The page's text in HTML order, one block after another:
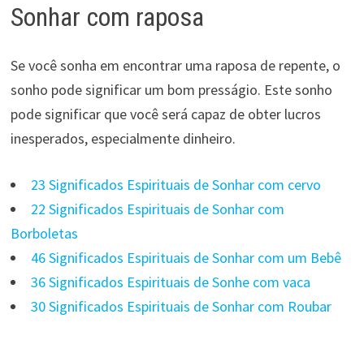
Sonhar com raposa
Se você sonha em encontrar uma raposa de repente, o
sonho pode significar um bom presságio. Este sonho
pode significar que você será capaz de obter lucros
inesperados, especialmente dinheiro.
23 Significados Espirituais de Sonhar com cervo
22 Significados Espirituais de Sonhar com
Borboletas
46 Significados Espirituais de Sonhar com um Bebê
36 Significados Espirituais de Sonhe com vaca
30 Significados Espirituais de Sonhar com Roubar